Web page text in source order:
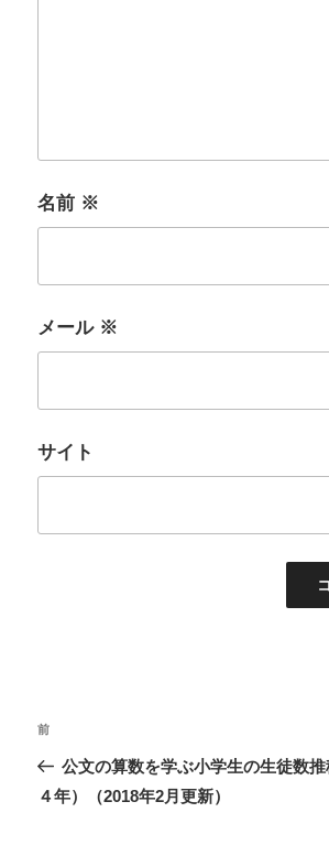
名前 ※
メール ※
サイト
ナ
ビ
過
去
の
前
公文の算数を学ぶ小学生の生徒数
４年）（2018年2月更新）